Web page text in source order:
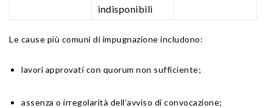
indisponibili
Le cause più comuni di impugnazione includono:
lavori approvati con quorum non sufficiente;
assenza o irregolarità dell’avviso di convocazione;